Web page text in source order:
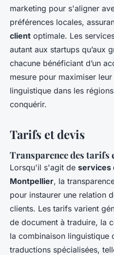
marketing pour s'aligner
préférences locales,
client optimale. Les
autant aux startups qu’aux
chacune bénéficiant d’un
mesure pour maximiser
linguistique dans les
conquérir.
Tarifs et devis
Transparence des tarifs
Lorsqu'il s'agit de services
Montpellier, la
pour instaurer une relation
clients. Les tarifs varient
de document à traduire, la
la combinaison linguistique
traductions spécialisées,